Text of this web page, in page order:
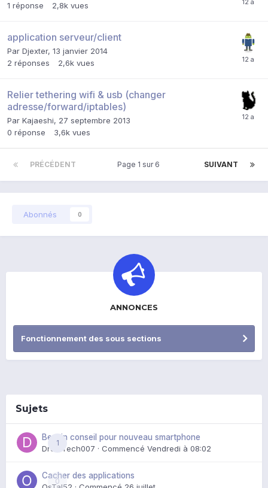
1 réponse 2,8k vues
application serveur/client
Par Djexter, 13 janvier 2014
2 réponses 2,6k vues
Relier tethering wifi & usb (changer
adresse/forward/iptables)
Par Kajaeshi, 27 septembre 2013
0 réponse 3,6k vues
PRÉCÉDENT SUIVANT
Page 1 sur 6
Abonnés 0
ANNONCES
Fonctionnement des sous sections
Sujets
1
Besoin conseil pour nouveau smartphone
DroidTech007 · Commencé Vendredi à 08:02
0
Cacher des applications